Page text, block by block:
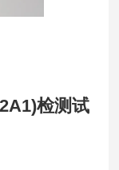
检测试